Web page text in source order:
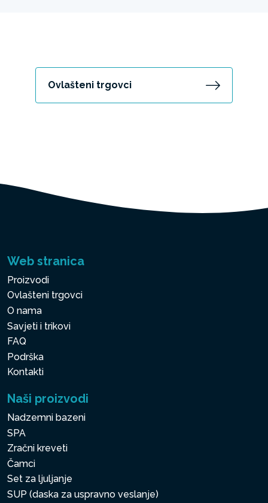
Ovlašteni trgovci
Web stranica
Proizvodi
Ovlašteni trgovci
O nama
Savjeti i trikovi
FAQ
Podrška
Kontakti
Naši proizvodi
Nadzemni bazeni
SPA
Zračni kreveti
Čamci
Set za ljuljanje
SUP (daska za uspravno veslanje)